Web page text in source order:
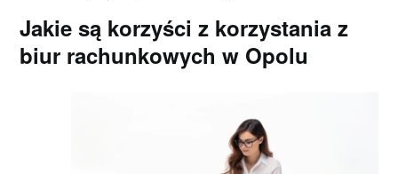
Jakie są korzyści z korzystania z
biur rachunkowych w Opolu